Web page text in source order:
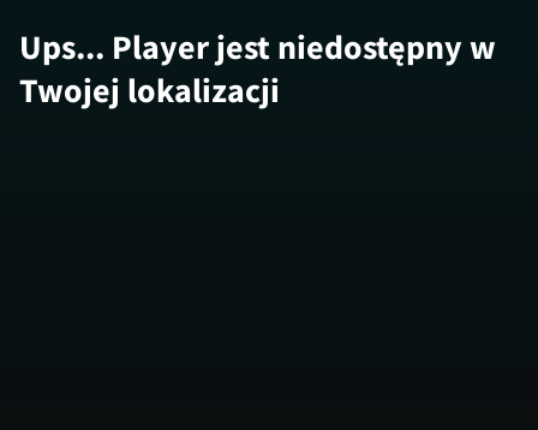
Ups... Player jest niedostępny w
Twojej lokalizacji